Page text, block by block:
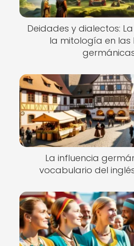
Deidades y dialectos:
la mitología en las
La influencia
vocabulario del